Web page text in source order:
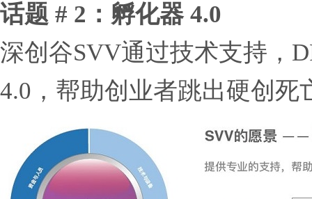
话题 # 2：孵化器 4.0
深创谷SVV通过技术支持，
4.0，帮助创业者跳出硬创死